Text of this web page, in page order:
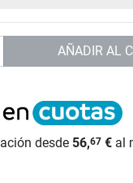
AÑADIR AL
desde 56,67€al